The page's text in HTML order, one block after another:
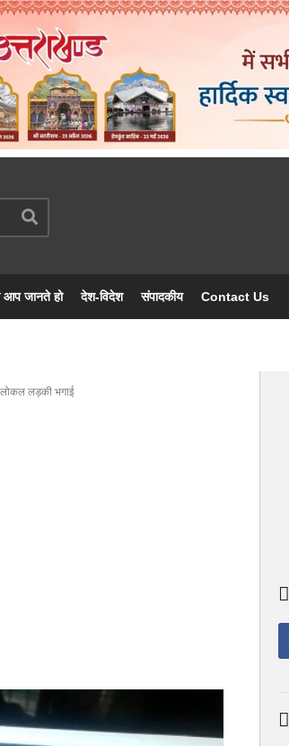
आप जानते हो देश-विदेश संपादकीय Contact Us
लड़की भगाई